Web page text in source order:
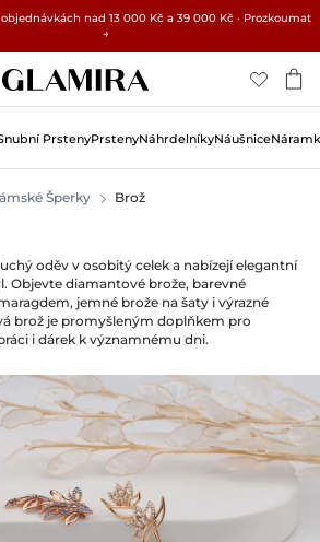
15% na všechny objednávky →
nad 13 000 Kč a 39 000 Kč · Prozkoumat
→
vrácení ✓ Zdarma úprava velikosti
PrstenyPrstenyNáhrdelníkyNáušnice
Šperky Brož
oděv v osobitý celek a nabízejí elegantní
Objevte diamantové brože, barevné
jemné brože na šaty i výrazné
brož je promyšleným doplňkem pro
i dárek k významnému dni.